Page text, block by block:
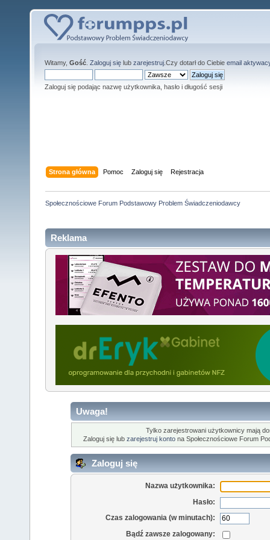
Witamy, Gość Zaloguj się lub zarejestruj .Czy dotarł do Ciebie email
Zaloguj się podając nazwę użytkownika, hasło i długość sesji
Strona główna Pomoc Zaloguj się Rejestracja
Społecznościowe Forum Podstawowy Problem Świadczeniodawcy
Reklama
Uwaga!
Tylko zarejestrowani użytkownicy mają
Zaloguj się lub zarejestruj konto na Społecznościowe Forum
Zaloguj się
Nazwa użytkownika:
Hasło:
Czas zalogowania (w minutach):
Bądź zawsze zalogowany: